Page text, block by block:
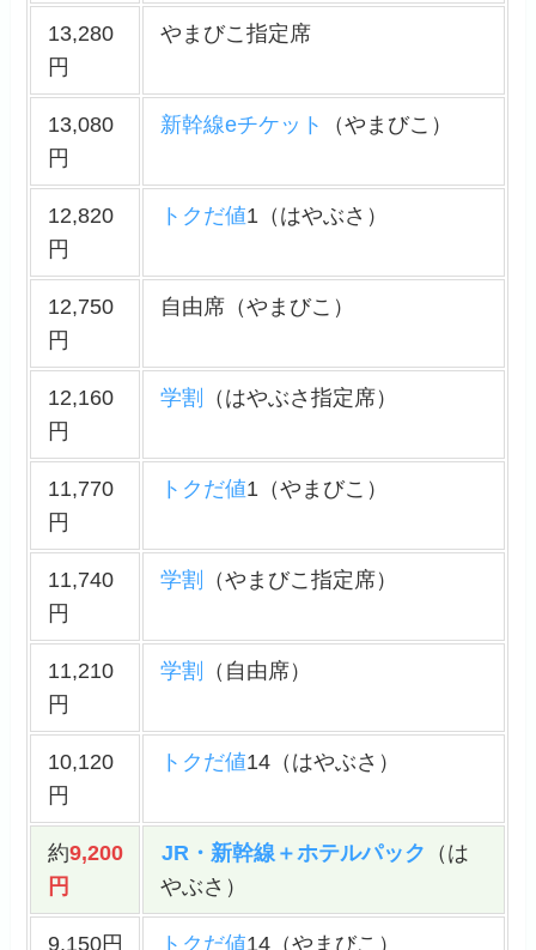
13,280
円
やまびこ指定席
13,080
円
新幹線eチケット （やまびこ）
12,820
円
トクだ値1（はやぶさ）
12,750
円
自由席（やまびこ）
12,160
円
学割 （はやぶさ指定席）
11,770
円
トクだ値1（やまびこ）
11,740
円
学割 （やまびこ指定席）
11,210
円
学割 （自由席）
10,120
円
トクだ値14（はやぶさ）
約9,200
円
JR・新幹線＋ホテルパック （は
やぶさ）
9,150円 トクだ値14（やまびこ）